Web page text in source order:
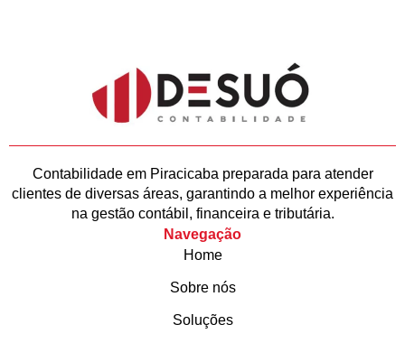
Contabilidade em Piracicaba preparada para atender
clientes de diversas áreas, garantindo a melhor experiência
na gestão contábil, financeira e tributária.
Navegação
Home
Sobre nós
Soluções